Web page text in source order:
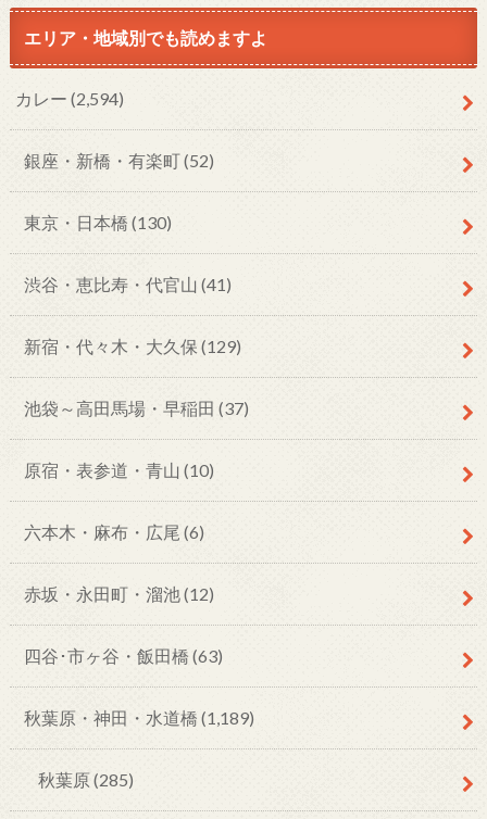
エリア・地域別でも読めますよ
カレー (2,594)
銀座・新橋・有楽町(52)
東京・日本橋 (130)
渋谷・恵比寿・代官山 (41)
新宿・代々木・大久保 (129)
池袋～高田馬場・早稲田 (37)
原宿・表参道・青山 (10)
六本木・麻布・広尾 (6)
赤坂・永田町・溜池(12)
四谷･市ヶ谷・飯田橋 (63)
秋葉原・神田・水道橋 (1,189)
秋葉原(285)